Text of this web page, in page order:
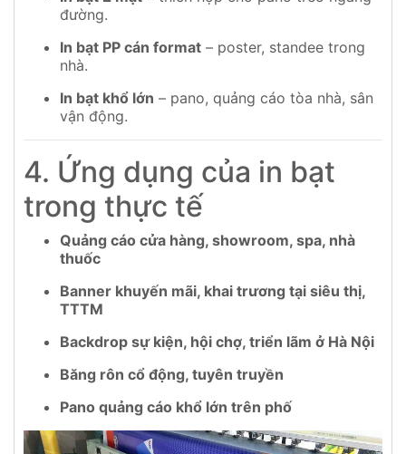
đường.
In bạt PP cán format – poster, standee trong
nhà.
In bạt khổ lớn – pano, quảng cáo tòa nhà, sân
vận động.
4. Ứng dụng của in bạt
trong thực tế
Quảng cáo cửa hàng, showroom, spa, nhà
thuốc
Banner khuyến mãi, khai trương tại siêu thị,
TTTM
Backdrop sự kiện, hội chợ, triển lãm ở Hà Nội
Băng rôn cổ động, tuyên truyền
Pano quảng cáo khổ lớn trên phố